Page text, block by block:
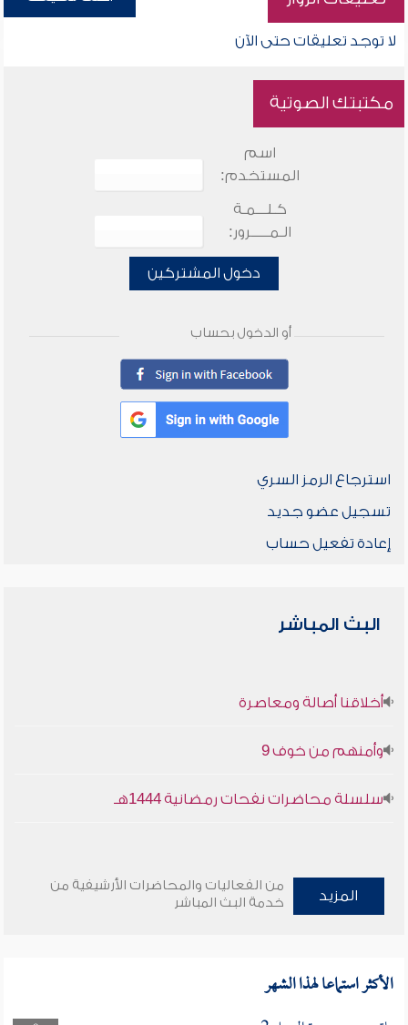
لا توجد تعليقات حتى الآن
مكتبتك الصوتية
اسم
المستخدم:
كـلـــمـة
الـمـــــرور:
دخول المشتركين
أو الدخول بحساب
استرجاع الرمز السري
تسجيل عضو جديد
إعادة تفعيل حساب
البث المباشر
أخلاقنا أصالة ومعاصرة
وأمنهم من خوف 9
سلسلة محاضرات نفحات رمضانية 1444هـ
المزيد
من الفعاليات والمحاضرات الأرشيفية من
خدمة البث المباشر
الأكثر استماعا لهذا الشهر